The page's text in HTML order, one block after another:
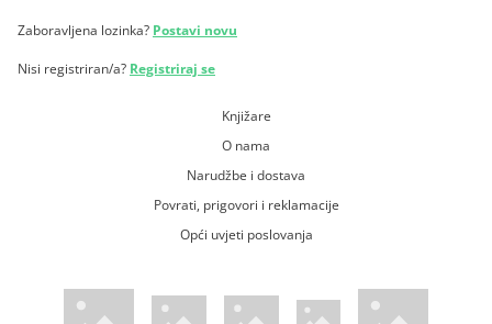
Zaboravljena lozinka? Postavi novu
Nisi registriran/a? Registriraj se
Knjižare
O nama
Narudžbe i dostava
Povrati, prigovori i reklamacije
Opći uvjeti poslovanja
WsPay web stranicaMaestro web stranicaMastercard web stranicaAmerican Express web stranica
Visa web stranica